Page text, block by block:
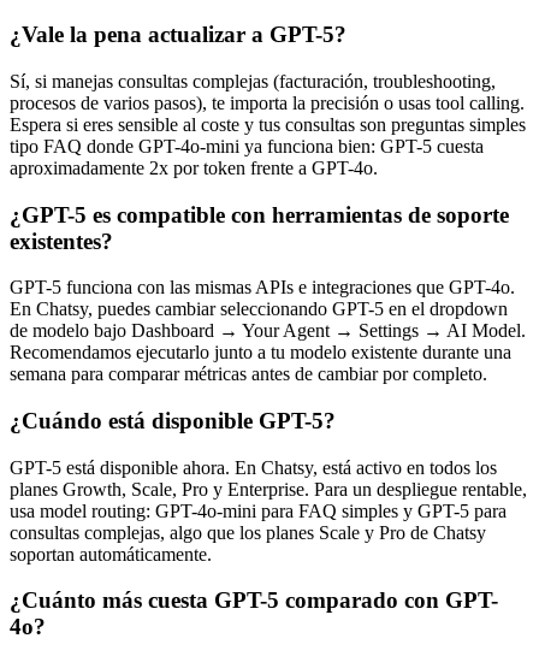
¿Vale la pena actualizar a GPT-5?
Sí, si manejas consultas complejas (facturación, troubleshooting,
procesos de varios pasos), te importa la precisión o usas tool calling.
Espera si eres sensible al coste y tus consultas son preguntas simples
tipo FAQ donde GPT-4o-mini ya funciona bien: GPT-5 cuesta
aproximadamente 2x por token frente a GPT-4o.
¿GPT-5 es compatible con herramientas de soporte
existentes?
GPT-5 funciona con las mismas APIs e integraciones que GPT-4o.
En Chatsy, puedes cambiar seleccionando GPT-5 en el dropdown
de modelo bajo Dashboard → Your Agent → Settings → AI Model.
Recomendamos ejecutarlo junto a tu modelo existente durante una
semana para comparar métricas antes de cambiar por completo.
¿Cuándo está disponible GPT-5?
GPT-5 está disponible ahora. En Chatsy, está activo en todos los
planes Growth, Scale, Pro y Enterprise. Para un despliegue rentable,
usa model routing: GPT-4o-mini para FAQ simples y GPT-5 para
consultas complejas, algo que los planes Scale y Pro de Chatsy
soportan automáticamente.
¿Cuánto más cuesta GPT-5 comparado con GPT-
4o?